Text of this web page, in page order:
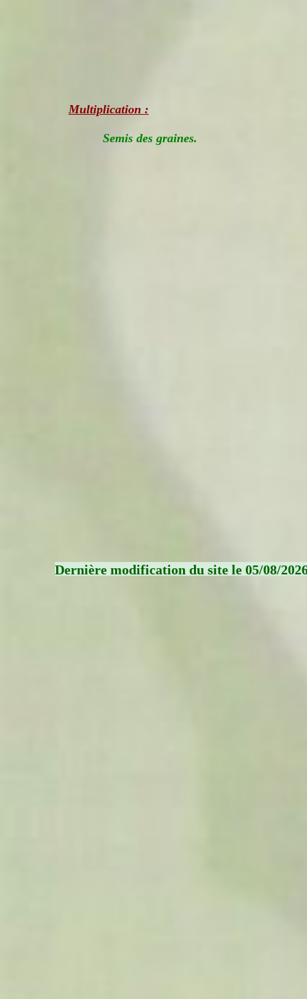
Multiplication :
Semis des graines.
Dernière modification du site le 05/08/